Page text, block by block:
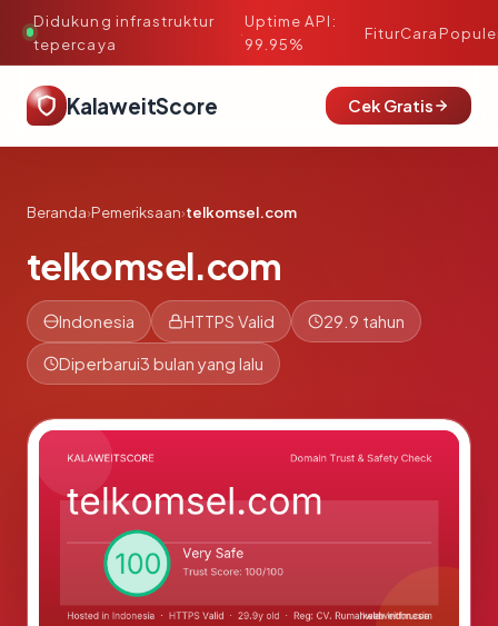
Didukung infrastruktur
tepercaya
·
Uptime API:
99.95%
FiturCara
KalaweitScore Cek Gratis
Beranda›Pemeriksaan›telkomsel.com
telkomsel.com
Indonesia HTTPS Valid 29.9 tahun
Diperbarui3 bulan yang lalu